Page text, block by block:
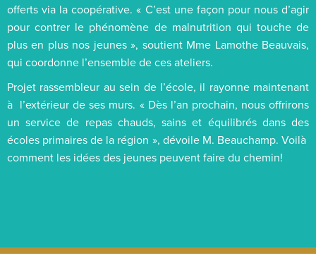
offerts via la coopérative. « C’est une façon pour nous d’agir
pour contrer le phénomène de malnutrition qui touche de
plus en plus nos jeunes », soutient Mme Lamothe Beauvais,
qui coordonne l’ensemble de ces ateliers.
Projet rassembleur au sein de l’école, il rayonne maintenant
à l’extérieur de ses murs. « Dès l’an prochain, nous offrirons
un service de repas chauds, sains et équilibrés dans des
écoles primaires de la région », dévoile M. Beauchamp. Voilà
comment les idées des jeunes peuvent faire du chemin!